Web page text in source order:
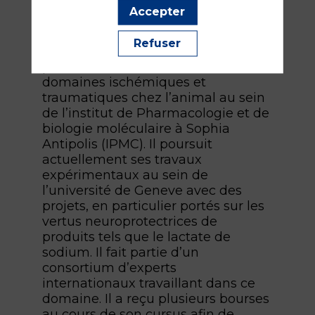
d’organes et de tissu au sein des
HUG. En parallèle de son activité
clinique, il a obtenu le grade de
PhD, suite à des travaux sur la
domaines ischémiques et
traumatiques chez l’animal au sein
de l’institut de Pharmacologie et de
biologie moléculaire à Sophia
Antipolis (IPMC). Il poursuit
actuellement ses travaux
expérimentaux au sein de
l’université de Geneve avec des
projets, en particulier portés sur les
vertus neuroprotectrices de
produits tels que le lactate de
sodium. Il fait partie d’un
consortium d’experts
internationaux travaillant dans ce
domaine. Il a reçu plusieurs bourses
Accepter
Refuser